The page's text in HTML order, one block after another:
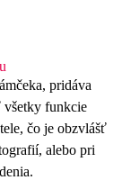
pridáva
funkcie
čo je obzvlášť
alebo pri